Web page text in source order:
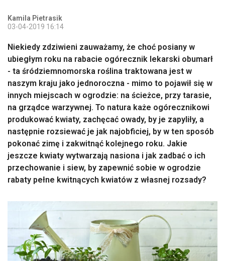
Kamila Pietrasik
03-04-2019 16:14
Niekiedy zdziwieni zauważamy, że choć posiany w
ubiegłym roku na rabacie ogórecznik lekarski obumarł
- ta śródziemnomorska roślina traktowana jest w
naszym kraju jako jednoroczna - mimo to pojawił się w
innych miejscach w ogrodzie: na ścieżce, przy tarasie,
na grządce warzywnej. To natura każe ogórecznikowi
produkować kwiaty, zachęcać owady, by je zapyliły, a
następnie rozsiewać je jak najobficiej, by w ten sposób
pokonać zimę i zakwitnąć kolejnego roku. Jakie
jeszcze kwiaty wytwarzają nasiona i jak zadbać o ich
przechowanie i siew, by zapewnić sobie w ogrodzie
rabaty pełne kwitnących kwiatów z własnej rozsady?